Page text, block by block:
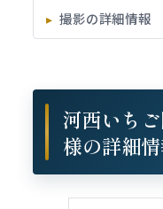
撮影の詳細情報
河西いち
様の詳細